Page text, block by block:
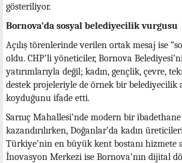
gösteriliyor.
Bornova’da sosyal belediyecilik vurgusu
Açılış törenlerinde verilen ortak mesaj ise
oldu. CHP’li yöneticiler, Bornova
yatırımlarıyla değil; kadın, gençlik, çevre,
destek projeleriyle de örnek bir belediyecilik
koyduğunu ifade etti.
Sarnıç Mahallesi’nde modern bir
kazandırılırken, Doğanlar’da kadın
Türkiye’nin en büyük kent bostanı hizmete
İnovasyon Merkezi ise Bornova’nın dijital